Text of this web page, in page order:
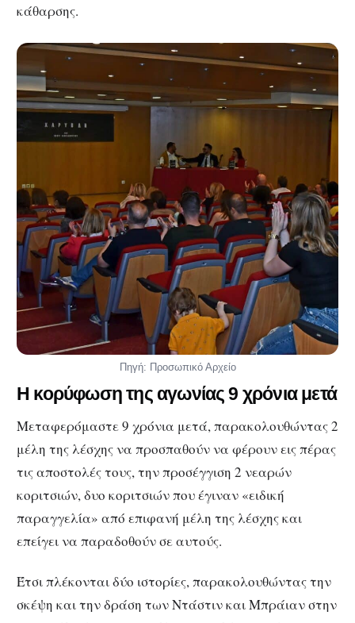
κάθαρσης.
Πηγή: Προσωπικό Αρχείο
Η κορύφωση της αγωνίας 9 χρόνια μετά
Μεταφερόμαστε 9 χρόνια μετά, παρακολουθώντας 2
μέλη της λέσχης να προσπαθούν να φέρουν εις πέρας
τις αποστολές τους, την προσέγγιση 2 νεαρών
κοριτσιών, δυο κοριτσιών που έγιναν «ειδική
παραγγελία» από επιφανή μέλη της λέσχης και
επείγει να παραδοθούν σε αυτούς.
Έτσι πλέκονται δύο ιστορίες, παρακολουθώντας την
σκέψη και την δράση των Ντάστιν και Μπράιαν στην